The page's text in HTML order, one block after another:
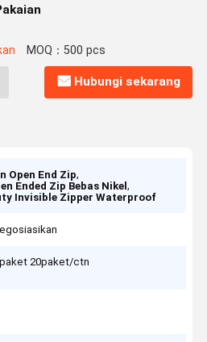
MOQ：500 pcs
Hubungi sekarang
Open End Zip,
Ended Zip Bebas Nikel,
Invisible Zipper Waterproof
20paket/ctn